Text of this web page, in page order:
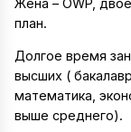
план.
Долгое время
высших (
математика,
выше среднего).